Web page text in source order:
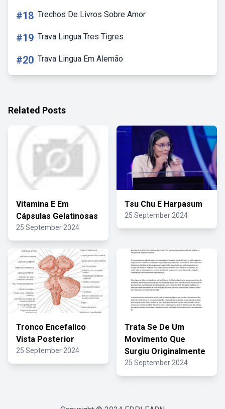
#18 Trechos De Livros Sobre Amor
#19 Trava Lingua Tres Tigres
#20 Trava Lingua Em Alemão
Related Posts
Vitamina E Em
Cápsulas Gelatinosas
25 September 2024
Tsu Chu E Harpasum
25 September 2024
Tronco Encefalico
Vista Posterior
25 September 2024
Trata Se De Um
Movimento Que
Surgiu Originalmente
25 September 2024